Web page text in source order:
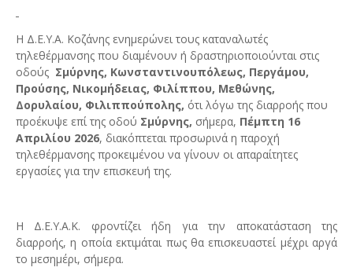
Η Δ.Ε.Υ.Α. Κοζάνης ενημερώνει τους καταναλωτές
τηλεθέρμανσης που διαμένουν ή δραστηριοποιούνται στις
οδούς Σμύρνης, Κωνσταντινουπόλεως, Περγάμου,
Προύσης, Νικομήδειας, Φιλίππου, Μεθώνης,
Δορυλαίου, Φιλιππούπολης, ότι λόγω της διαρροής που
προέκυψε επί της οδού Σμύρνης, σήμερα, Πέμπτη 16
Απριλίου 2026, διακόπτεται προσωρινά η παροχή
τηλεθέρμανσης προκειμένου να γίνουν οι απαραίτητες
εργασίες για την επισκευή της.
Η Δ.Ε.Υ.Α.Κ. φροντίζει ήδη για την αποκατάσταση της
διαρροής, η οποία εκτιμάται πως θα επισκευαστεί μέχρι αργά
το μεσημέρι, σήμερα.